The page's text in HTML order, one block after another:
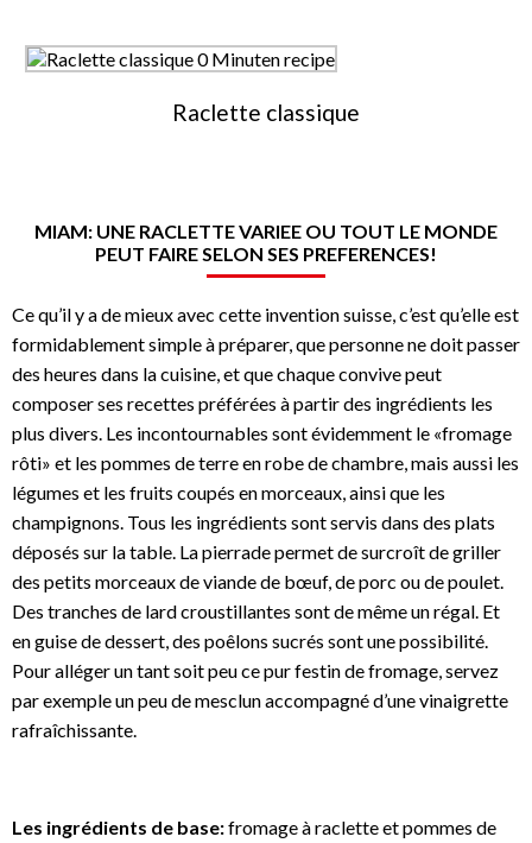
Raclette classique
MIAM: UNE RACLETTE VARIEE OU TOUT LE MONDE
PEUT FAIRE SELON SES PREFERENCES!
Ce qu’il y a de mieux avec cette invention suisse, c’est qu’elle est
formidablement simple à préparer, que personne ne doit passer
des heures dans la cuisine, et que chaque convive peut
composer ses recettes préférées à partir des ingrédients les
plus divers. Les incontournables sont évidemment le «fromage
rôti» et les pommes de terre en robe de chambre, mais aussi les
légumes et les fruits coupés en morceaux, ainsi que les
champignons. Tous les ingrédients sont servis dans des plats
déposés sur la table. La pierrade permet de surcroît de griller
des petits morceaux de viande de bœuf, de porc ou de poulet.
Des tranches de lard croustillantes sont de même un régal. Et
en guise de dessert, des poêlons sucrés sont une possibilité.
Pour alléger un tant soit peu ce pur festin de fromage, servez
par exemple un peu de mesclun accompagné d’une vinaigrette
rafraîchissante.
Les ingrédients de base:fromage à raclette et pommes de